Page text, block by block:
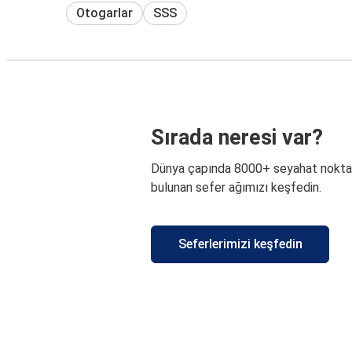
Otogarlar SSS
Sırada neresi var?
Dünya çapında 8000+ seyahat
bulunan sefer ağımızı keşfedin.
Seferlerimizi keşfedin